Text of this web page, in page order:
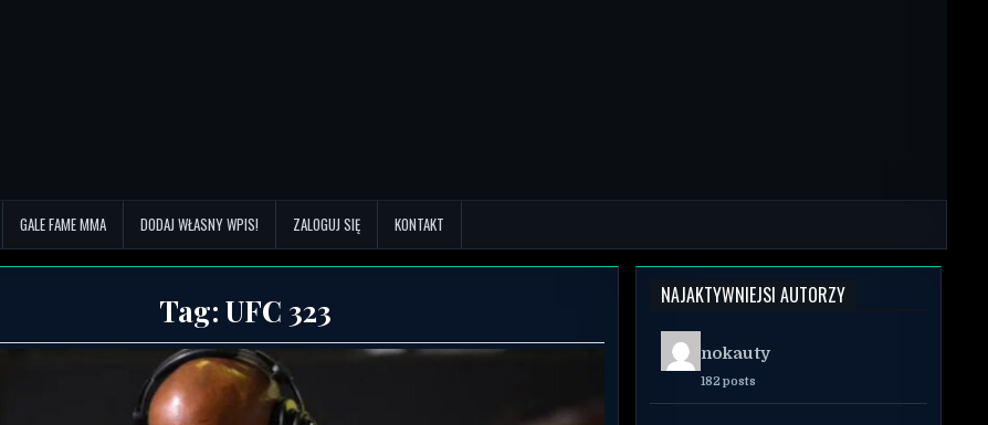
GALE FAME MMA DODAJ WŁASNY WPIS! ZALOGUJ SIĘ KONTAKT
Tag: UFC 323 NAJAKTYWNIEJSI AUTORZY
nokauty
182 posts